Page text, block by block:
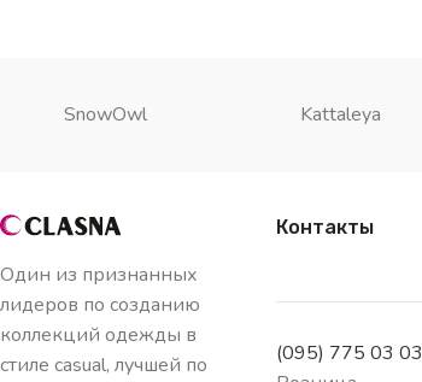
SnowOwl Kattaleya
Один из признанных
лидеров по созданию
коллекций одежды в
стиле casual, лучшей по
Контакты
(095) 775 03 03